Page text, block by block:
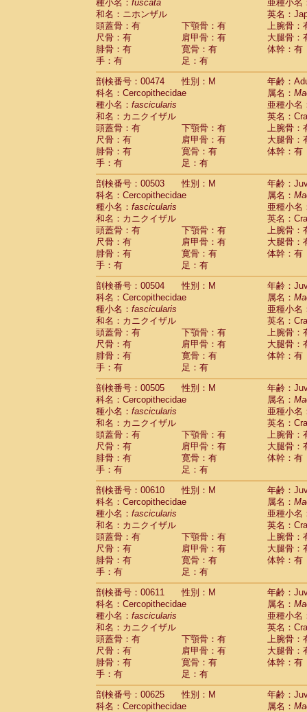
種小名： fuscata
亜種小名
和名：ニホンザル
英名：
頭蓋骨：有
下顎骨：有
上腕骨：
尺骨：有
肩甲骨：有
大腿骨：
腓骨：有
寛骨：有
体幹：有
手：有
足：有
剖検番号：00474
性別：M
年齢：
科名：Cercopithecidae
属名：
種小名： fascicularis
亜種小名
和名：カニクイザル
英名：
頭蓋骨：有
下顎骨：有
上腕骨：
尺骨：有
肩甲骨：有
大腿骨：
腓骨：有
寛骨：有
体幹：有
手：有
足：有
剖検番号：00503
性別：M
年齢：
科名：Cercopithecidae
属名：
種小名： fascicularis
亜種小名
和名：カニクイザル
英名：
頭蓋骨：有
下顎骨：有
上腕骨：
尺骨：有
肩甲骨：有
大腿骨：
腓骨：有
寛骨：有
体幹：有
手：有
足：有
剖検番号：00504
性別：M
年齢：
科名：Cercopithecidae
属名：
種小名： fascicularis
亜種小名
和名：カニクイザル
英名：
頭蓋骨：有
下顎骨：有
上腕骨：
尺骨：有
肩甲骨：有
大腿骨：
腓骨：有
寛骨：有
体幹：有
手：有
足：有
剖検番号：00505
性別：M
年齢：
科名：Cercopithecidae
属名：
種小名： fascicularis
亜種小名
和名：カニクイザル
英名：
頭蓋骨：有
下顎骨：有
上腕骨：
尺骨：有
肩甲骨：有
大腿骨：
腓骨：有
寛骨：有
体幹：有
手：有
足：有
剖検番号：00610
性別：M
年齢：
科名：Cercopithecidae
属名：
種小名： fascicularis
亜種小名
和名：カニクイザル
英名：
頭蓋骨：有
下顎骨：有
上腕骨：
尺骨：有
肩甲骨：有
大腿骨：
腓骨：有
寛骨：有
体幹：有
手：有
足：有
剖検番号：00611
性別：M
年齢：
科名：Cercopithecidae
属名：
種小名： fascicularis
亜種小名
和名：カニクイザル
英名：
頭蓋骨：有
下顎骨：有
上腕骨：
尺骨：有
肩甲骨：有
大腿骨：
腓骨：有
寛骨：有
体幹：有
手：有
足：有
剖検番号：00625
性別：M
年齢：
科名：Cercopithecidae
属名：